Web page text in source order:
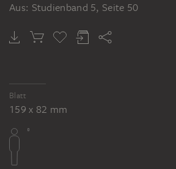
Aus: Studienband 5, Seite 50
Blatt
159 x 82 mm